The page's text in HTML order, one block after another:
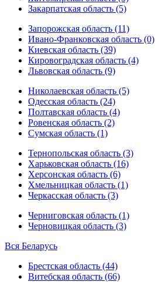
Закарпатская область (5)
Запорожская область (11)
Ивано-Франковская область (0)
Киевская область (39)
Кировоградская область (4)
Львовская область (9)
Николаевская область (5)
Одесская область (24)
Полтавская область (4)
Ровенская область (2)
Сумская область (1)
Тернопольская область (3)
Харьковская область (16)
Херсонская область (6)
Хмельницкая область (1)
Черкасская область (3)
Черниговская область (1)
Черновицкая область (3)
Вся Беларусь
Брестская область (44)
Витебская область (66)